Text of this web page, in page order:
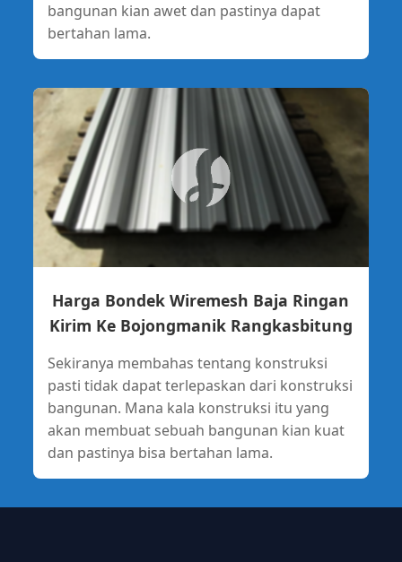
bangunan kian awet dan pastinya dapat
bertahan lama.
Harga Bondek Wiremesh Baja Ringan
Kirim Ke Bojongmanik Rangkasbitung
Sekiranya membahas tentang konstruksi
pasti tidak dapat terlepaskan dari konstruksi
bangunan. Mana kala konstruksi itu yang
akan membuat sebuah bangunan kian kuat
dan pastinya bisa bertahan lama.